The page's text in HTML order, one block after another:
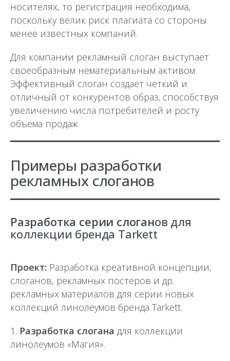
носителях, то регистрация необходима,
поскольку велик риск плагиата со стороны
менее известных компаний.
Для компании рекламный слоган выступает
своеобразным нематериальным активом.
Эффективный слоган создает четкий и
отличный от конкурентов образ, способствуя
увеличению числа потребителей и росту
объёма продаж.
Примеры разработки
рекламных слоганов
Разработка серии слоганов для
коллекции бренда Tarkett
Проект: Разработка креативной концепции,
слоганов, рекламных постеров и др.
рекламных материалов для cерии новых
коллекций линолеумов бренда Тarkett.
1. Разработка слогана для коллекции
линолеумов «Магия».